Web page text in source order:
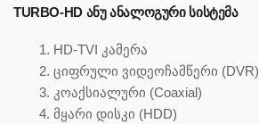
TURBO-HD ᲐᲜᲣ ᲐᲜᲐᲚᲝᲒᲣᲠᲘ ᲡᲘᲡᲢᲔᲛᲐ
HD-TVI კამერა
ციფრული ვიდეოჩამწერი (DVR)
კოაქსიალური (Coaxial)
მყარი დისკი (HDD)